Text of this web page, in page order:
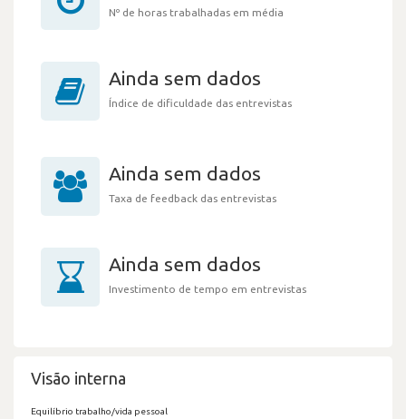
Nº de horas trabalhadas em média
Ainda sem dados
Índice de dificuldade das entrevistas
Ainda sem dados
Taxa de feedback das entrevistas
Ainda sem dados
Investimento de tempo em entrevistas
Visão interna
Equilíbrio trabalho/vida pessoal